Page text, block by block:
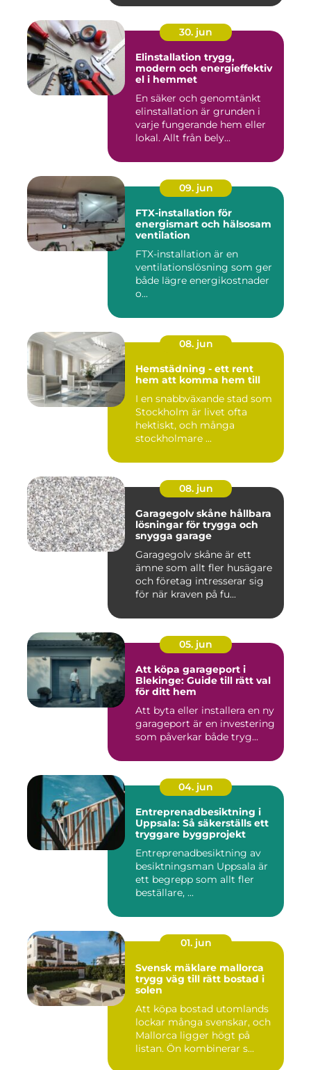
30. jun
Elinstallation trygg,
modern och energieffektiv
el i hemmet
En säker och genomtänkt
elinstallation är grunden i
varje fungerande hem eller
lokal. Allt från bely...
09. jun
FTX-installation för
energismart och hälsosam
ventilation
FTX-installation är en
ventilationslösning som ger
både lägre energikostnader
o...
08. jun
Hemstädning - ett rent
hem att komma hem till
I en snabbväxande stad som
Stockholm är livet ofta
hektiskt, och många
stockholmare ...
08. jun
Garagegolv skåne hållbara
lösningar för trygga och
snygga garage
Garagegolv skåne är ett
ämne som allt fler husägare
och företag intresserar sig
för när kraven på fu...
05. jun
Att köpa garageport i
Blekinge: Guide till rätt val
för ditt hem
Att byta eller installera en ny
garageport är en investering
som påverkar både tryg...
04. jun
Entreprenadbesiktning i
Uppsala: Så säkerställs ett
tryggare byggprojekt
Entreprenadbesiktning av
besiktningsman Uppsala är
ett begrepp som allt fler
beställare, ...
01. jun
Svensk mäklare mallorca
trygg väg till rätt bostad i
solen
Att köpa bostad utomlands
lockar många svenskar, och
Mallorca ligger högt på
listan. Ön kombinerar s...